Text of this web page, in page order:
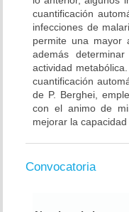
cuantificación
infecciones de
permite una mayor
además
actividad
cuantificación
de P. Berghei,
con el animo de
mejorar la
Convocatoria